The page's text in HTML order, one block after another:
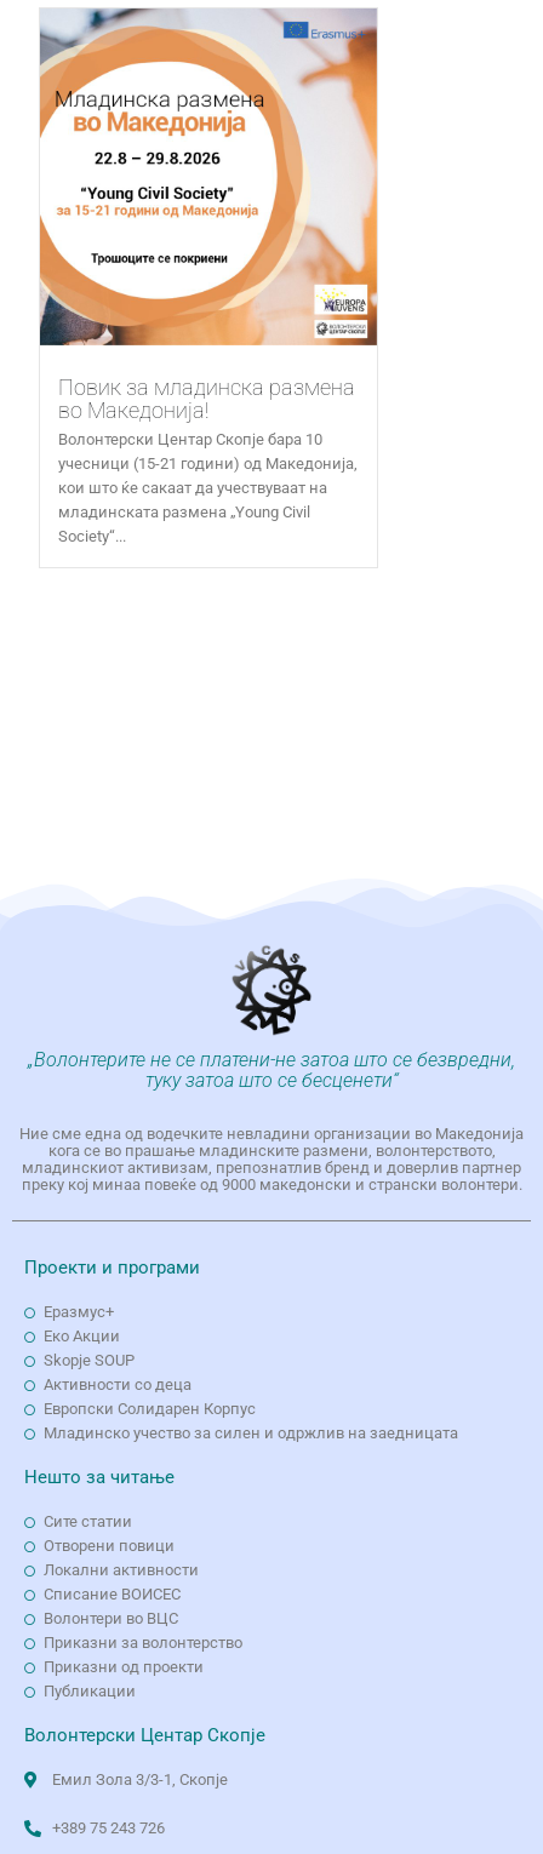
Повик за младинска размена
во Македонија!
Волонтерски Центар Скопје бара 10
учесници (15-21 години) од Македонија,
кои што ќе сакаат да учествуваат на
младинската размена „Young Civil
Society“...
„Волонтерите не се платени-не затоа што се безвредни,
туку затоа што се бесценети“
Ние сме една од водечките невладини организации во Македонија
кога се во прашање младинските размени, волонтерството,
младинскиот активизам, препознатлив бренд и доверлив партнер
преку кој минаа повеќе од 9000 македонски и странски волонтери.
Проекти и програми
Еразмус+
Еко Aкции
Skopje SOUP
Активности со деца
Европски Солидарен Корпус
Младинско учество за силен и одржлив на заедницата
Нешто за читање
Сите статии
Отворени повици
Локални активности
Списание ВОИСЕС
Волонтери во ВЦС
Приказни за волонтерство
Приказни од проекти
Публикации
Волонтерски Центар Скопје
Емил Зола 3/3-1, Скопје
+389 75 243 726